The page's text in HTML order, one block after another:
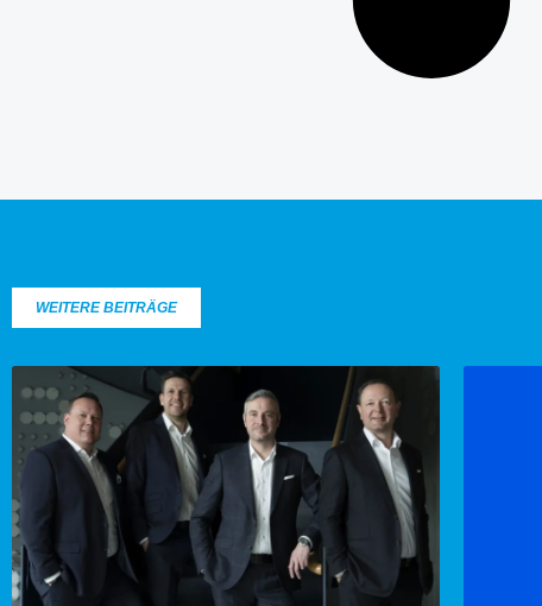
WEITERE BEITRÄGE